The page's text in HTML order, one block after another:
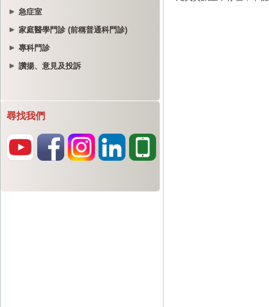
急症室
家庭醫學門診 (前稱普通科門診)
專科門診
讚揚、意見及投訴
尋找我們